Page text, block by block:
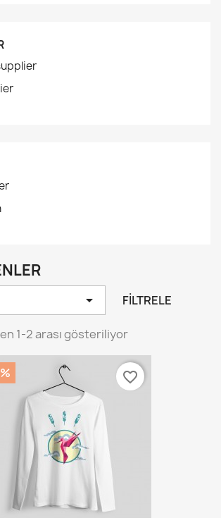
 FILTRELE
1-2 arası gösteriliyor
favorite_border